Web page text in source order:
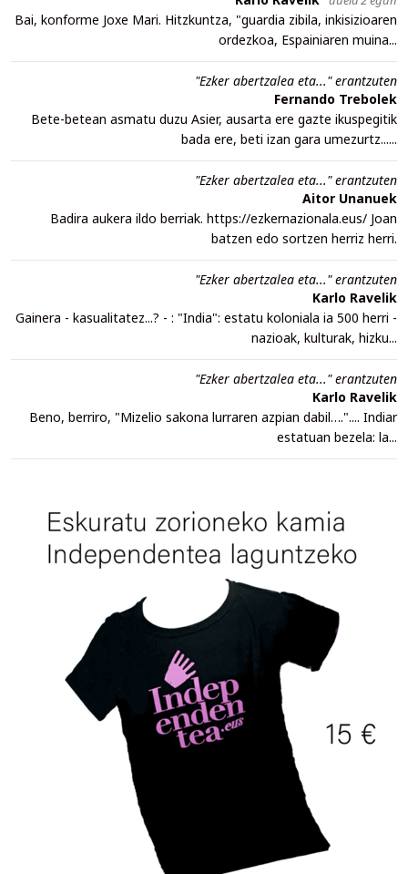
Bai, konforme Joxe Mari. Hitzkuntza, "guardia zibila, inkisizioaren
ordezkoa, Espainiaren muina...
"Ezker abertzalea eta..." erantzuten
Fernando Trebolek
Bete-betean asmatu duzu Asier, ausarta ere gazte ikuspegitik
bada ere, beti izan gara umezurtz......
"Ezker abertzalea eta..." erantzuten
Aitor Unanuek
Badira aukera ildo berriak. https://ezkernazionala.eus/ Joan
batzen edo sortzen herriz herri.
"Ezker abertzalea eta..." erantzuten
Karlo Ravelik
Gainera - kasualitatez...? - : "India": estatu koloniala ia 500 herri -
nazioak, kulturak, hizku...
"Ezker abertzalea eta..." erantzuten
Karlo Ravelik
Beno, berriro, "Mizelio sakona lurraren azpian dabil….".... Indiar
estatuan bezela: la...